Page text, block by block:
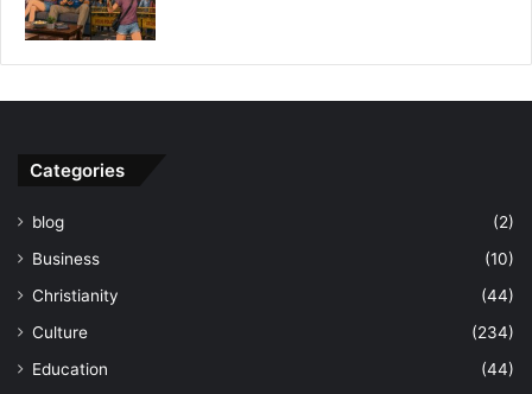
Categories
blog
(2)
Business
(10)
Christianity
(44)
Culture
(234)
Education
(44)